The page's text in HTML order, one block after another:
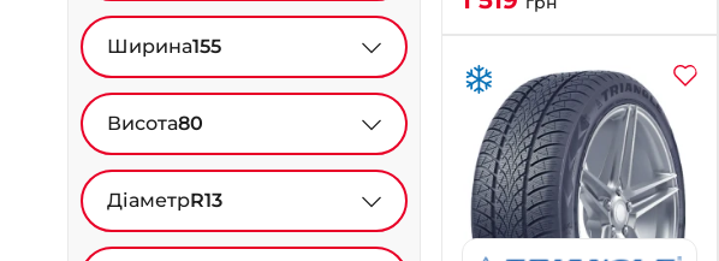
Ширина155
Висота80
ДіаметрR13